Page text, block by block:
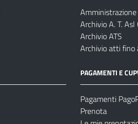
Archivio A. T. Asl
Archivio ATS
Archivio atti
PAGAMENTI E
Pagamenti
Prenota